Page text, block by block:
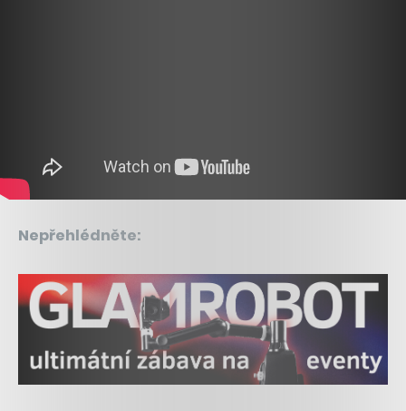
Nepřehlédněte: